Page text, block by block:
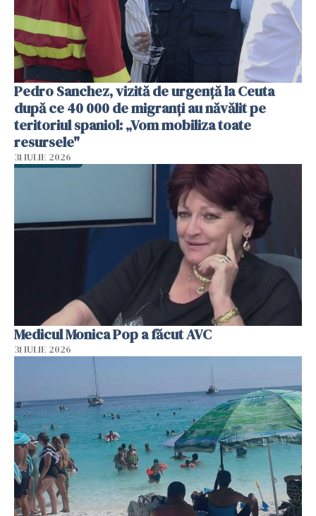
Pedro Sanchez, vizită de urgență la Ceuta
după ce 40 000 de migranți au năvălit pe
teritoriul spaniol: „Vom mobiliza toate
resursele"
31 IULIE 2026
Medicul Monica Pop a făcut AVC
31 IULIE 2026